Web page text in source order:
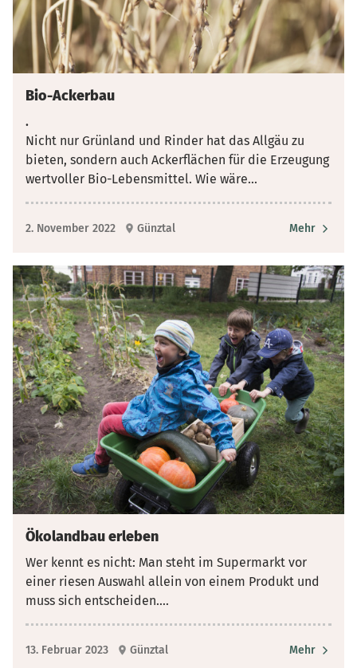
Bio-Ackerbau
.
Nicht nur Grünland und Rinder hat das Allgäu zu
bieten, sondern auch Ackerflächen für die Erzeugung
wertvoller Bio-Lebensmittel. Wie wäre...
2. November 2022 Günztal Mehr
Ökolandbau erleben
Wer kennt es nicht: Man steht im Supermarkt vor
einer riesen Auswahl allein von einem Produkt und
muss sich entscheiden....
13. Februar 2023 Günztal Mehr